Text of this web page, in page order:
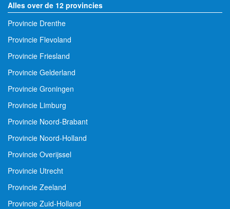
Alles over de 12 provincies
Provincie Drenthe
Provincie Flevoland
Provincie Friesland
Provincie Gelderland
Provincie Groningen
Provincie Limburg
Provincie Noord-Brabant
Provincie Noord-Holland
Provincie Overijssel
Provincie Utrecht
Provincie Zeeland
Provincie Zuid-Holland